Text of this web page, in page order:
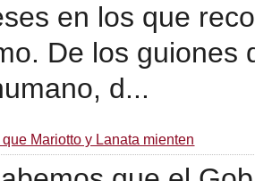
en los que
De los guiones
d...
Mariotto y Lanata mienten